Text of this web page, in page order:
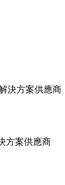
決方案供應商
方案供應商